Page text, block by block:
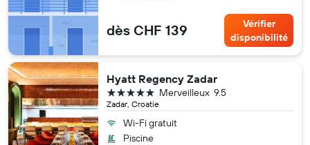
dès CHF 139
Vérifier
disponibilité
Hyatt Regency Zadar
Zadar, Croatie
9.5
Merveilleux
5 étoiles
Wi-Fi gratuit
Piscine